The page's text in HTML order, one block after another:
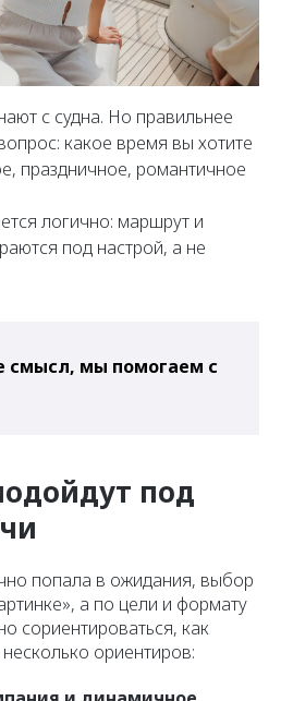
с судна. Но правильнее
какое время вы хотите
праздничное, романтичное
логично: маршрут и
под настрой, а не
смысл, мы помогаем с
под
попала в ожидания, выбор
а по цели и формату
сориентироваться, как
ориентиров: